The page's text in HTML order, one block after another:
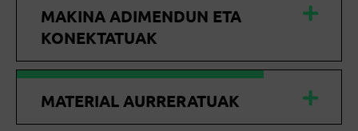
MAKINA ADIMENDUN ETA
KONEKTATUAK
MATERIAL AURRERATUAK